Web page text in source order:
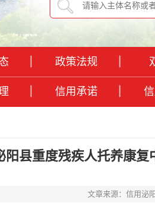
政策法规
信用承诺
阳县重度残疾人托养康复
文章来源：信用泌阳